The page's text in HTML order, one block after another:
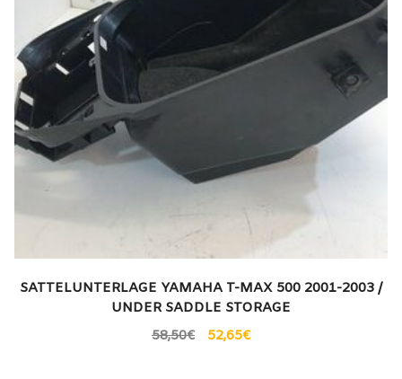
SATTELUNTERLAGE YAMAHA T-MAX 500 2001-2003 /
UNDER SADDLE STORAGE
58,50€ 52,65€